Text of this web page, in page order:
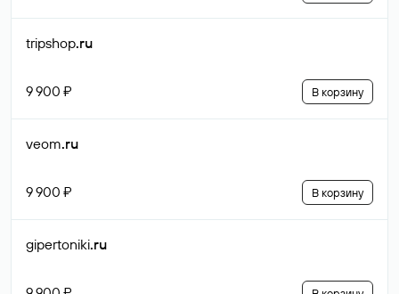
tripshop.ru
9 900 ₽ В корзину
veom.ru
9 900 ₽ В корзину
gipertoniki.ru